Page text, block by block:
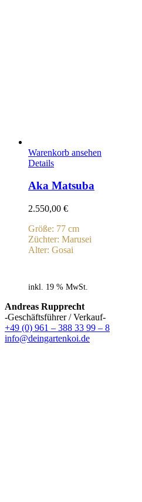
Warenkorb ansehen
Details
Aka Matsuba
2.550,00 €
Größe: 77 cm
Züchter: Marusei
Alter: Gosai
inkl. 19 % MwSt.
Andreas Rupprecht
-Geschäftsführer / Verkauf-
+49 (0) 961 – 388 33 99 – 8
info@deingartenkoi.de